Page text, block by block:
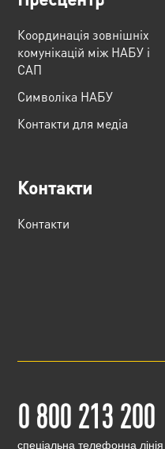
Координація зовнішніх
комунікацій між НАБУ і
САП
Cимволіка НАБУ
Контакти для медіа
Контакти
Контакти
0 800 213 200
cпеціальна телефонна лінія